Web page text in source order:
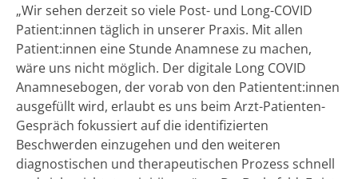
„Wir sehen derzeit so viele Post- und Long-COVID
Patient:innen täglich in unserer Praxis. Mit allen
Patient:innen eine Stunde Anamnese zu machen,
wäre uns nicht möglich. Der digitale Long COVID
Anamnesebogen, der vorab von den Patientent:innen
ausgefüllt wird, erlaubt es uns beim Arzt-Patienten-
Gespräch fokussiert auf die identifizierten
Beschwerden einzugehen und den weiteren
diagnostischen und therapeutischen Prozess schnell